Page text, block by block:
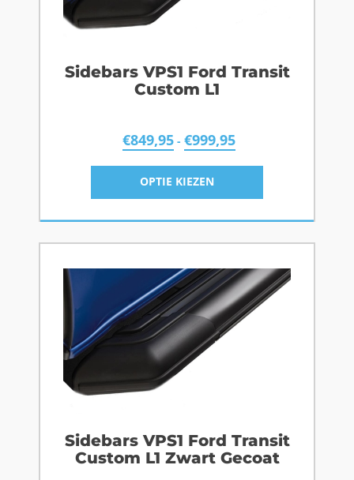
Sidebars VPS1 Ford Transit
Custom L1
€849,95 - €999,95
OPTIE KIEZEN
Sidebars VPS1 Ford Transit
Custom L1 Zwart Gecoat